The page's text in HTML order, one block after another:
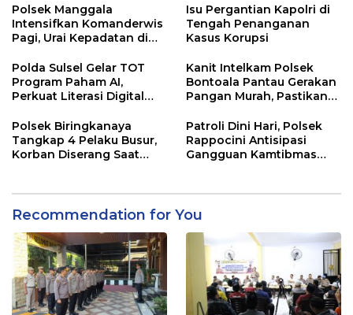
Pentingnya Sinergi
dengan Warga
Polsek Manggala
Intensifkan Komanderwis
Pagi, Urai Kepadatan di
Isu Pergantian Kapolri di
Tengah Penanganan
Kasus Korupsi
Polda Sulsel Gelar TOT
Program Paham AI,
Perkuat Literasi Digital
Kanit Intelkam Polsek
Bontoala Pantau Gerakan
Pangan Murah, Pastikan
dan Tertib
Polsek Biringkanaya
Tangkap 4 Pelaku Busur,
Korban Diserang Saat
Patroli Dini Hari, Polsek
Rappocini Antisipasi
Gangguan Kamtibmas
Recommendation for You